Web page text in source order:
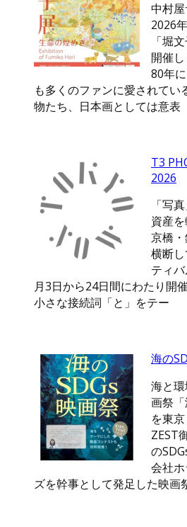
中村屋
2026
「堀
開催
80年
も多くのファンに愛されてい
物たち、日本画としては意表
T3
2026
「写
資産
京橋
横断
ティ
月3日から24日間にわたり開
小さな接続詞「と」をテー
海の
海と
画祭「
を東
ZEST
の
会社
ズを幹事として発足した映画